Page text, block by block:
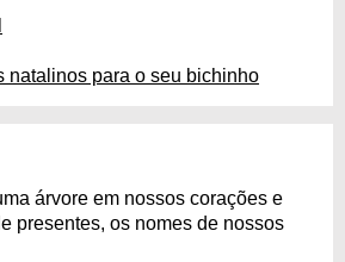
natalinos para o seu bichinho
árvore em nossos corações e
presentes, os nomes de nossos